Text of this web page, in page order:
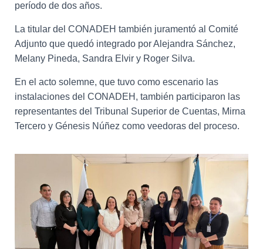
período de dos años.
La titular del CONADEH también juramentó al Comité
Adjunto que quedó integrado por Alejandra Sánchez,
Melany Pineda, Sandra Elvir y Roger Silva.
En el acto solemne, que tuvo como escenario las
instalaciones del CONADEH, también participaron las
representantes del Tribunal Superior de Cuentas, Mirna
Tercero y Génesis Núñez como veedoras del proceso.